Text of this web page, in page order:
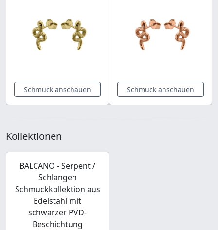
Schmuck anschauen Schmuck anschauen
Kollektionen
BALCANO - Serpent /
Schlangen
Schmuckkollektion aus
Edelstahl mit
schwarzer PVD-
Beschichtung